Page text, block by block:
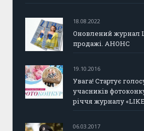
18.08.2022
Оновлений журнал
продажі. АНОНС
19.10.2016
Увага! Стартує
учасників
річчя журналу
06.03.2017